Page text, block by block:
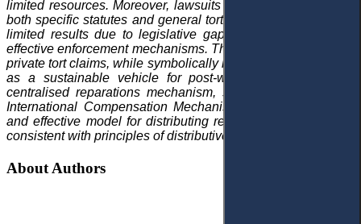
limited resources. Moreover, lawsuits against Ukraine under
both specific statutes and general tort law have also yielded
limited results due to legislative gaps and the absence of
effective enforcement mechanisms. The study concludes that
private tort claims, while symbolically important, cannot serve
as a sustainable vehicle for post-war justice. Instead, a
centralised reparations mechanism, such as the emerging
International Compensation Mechanism, offers a more just
and effective model for distributing reparations in a manner
consistent with principles of distributive justice.
About Authors